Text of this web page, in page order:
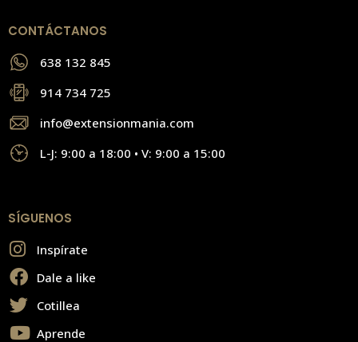
CONTÁCTANOS
638 132 845
914 734 725
info@extensionmania.com
L-J: 9:00 a 18:00 • V: 9:00 a 15:00
SÍGUENOS
Inspírate
Dale a like
Cotillea
Aprende